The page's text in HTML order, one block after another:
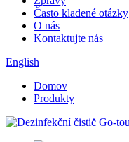
Často kladené otázky
O nás
Kontaktujte nás
English
Domov
Produkty